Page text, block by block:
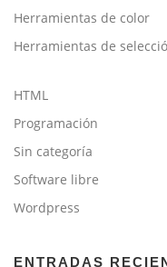
Herramientas de color
Herramientas de
HTML
Programación
Sin categoría
Software libre
Wordpress
ENTRADAS